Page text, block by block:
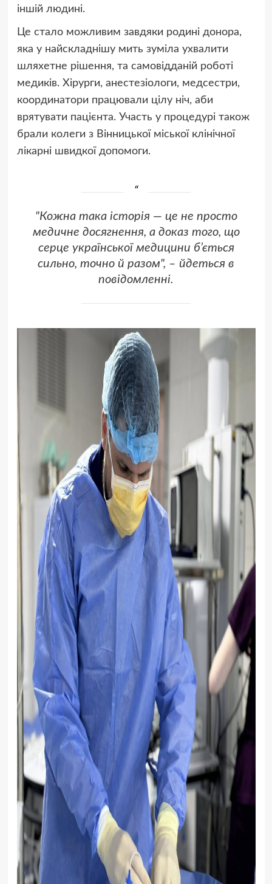
іншій людині.
Це стало можливим завдяки родині донора,
яка у найскладнішу мить зуміла ухвалити
шляхетне рішення, та самовідданій роботі
медиків. Хірурги, анестезіологи, медсестри,
координатори працювали цілу ніч, аби
врятувати пацієнта. Участь у процедурі також
брали колеги з Вінницької міської клінічної
лікарні швидкої допомоги.
"Кожна така історія — це не просто
медичне досягнення, а доказ того, що
серце української медицини б’ється
сильно, точно й разом", – йдеться в
повідомленні.